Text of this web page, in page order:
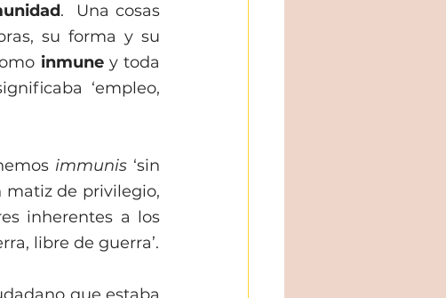
.  Una cosas
su forma y su
inmune y toda
‘empleo,
immunis ‘sin
matiz de privilegio,
inherentes a los
libre de guerra’.